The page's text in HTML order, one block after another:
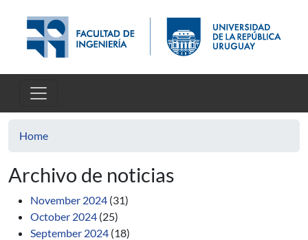
Home
Archivo de noticias
November 2024 (31)
October 2024 (25)
September 2024 (18)